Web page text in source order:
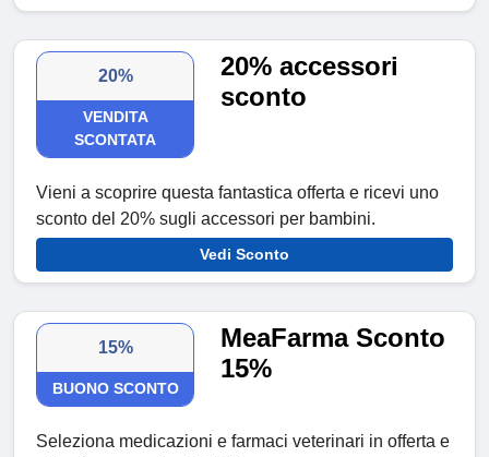
20%
VENDITA
SCONTATA
20% accessori
sconto
Vieni a scoprire questa fantastica offerta e ricevi uno
sconto del 20% sugli accessori per bambini.
Vedi Sconto
15%
BUONO SCONTO
MeaFarma Sconto
15%
Seleziona medicazioni e farmaci veterinari in offerta e